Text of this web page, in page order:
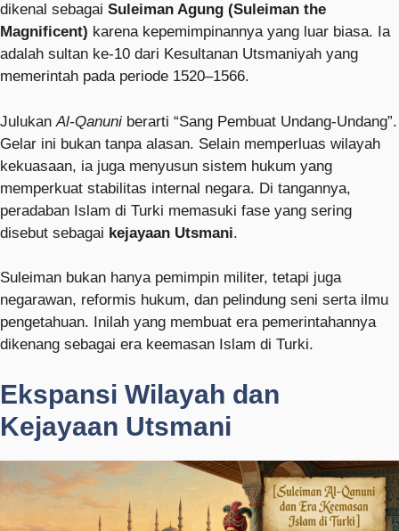
dikenal sebagai Suleiman Agung (Suleiman the
Magnificent) karena kepemimpinannya yang luar biasa. Ia
adalah sultan ke-10 dari Kesultanan Utsmaniyah yang
memerintah pada periode 1520–1566.
JulukanAl-Qanuni berarti “Sang Pembuat Undang-Undang”.
Gelar ini bukan tanpa alasan. Selain memperluas wilayah
kekuasaan, ia juga menyusun sistem hukum yang
memperkuat stabilitas internal negara. Di tangannya,
peradaban Islam di Turki memasuki fase yang sering
disebut sebagai kejayaan Utsmani.
Suleiman bukan hanya pemimpin militer, tetapi juga
negarawan, reformis hukum, dan pelindung seni serta ilmu
pengetahuan. Inilah yang membuat era pemerintahannya
dikenang sebagai era keemasan Islam di Turki.
Ekspansi Wilayah dan
Kejayaan Utsmani